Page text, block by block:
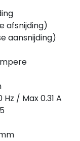
afsnijding)
aansnijding)
/ Max 0.31 A
POS
afsnijding LED
afsnijding -
dimbare LED